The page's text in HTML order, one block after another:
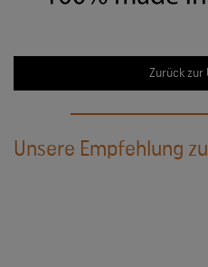
Zurück zur
Unsere Empfehlung